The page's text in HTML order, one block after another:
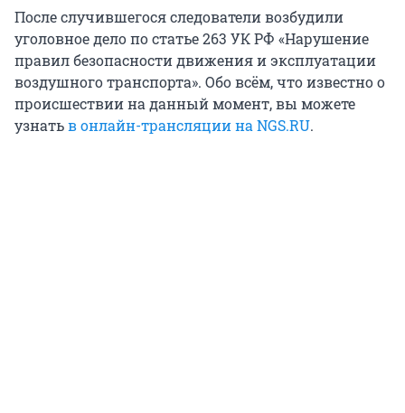
После случившегося следователи возбудили
уголовное дело по статье 263 УК РФ «Нарушение
правил безопасности движения и эксплуатации
воздушного транспорта». Обо всём, что известно о
происшествии на данный момент, вы можете
узнатьв онлайн-трансляции на NGS.RU.